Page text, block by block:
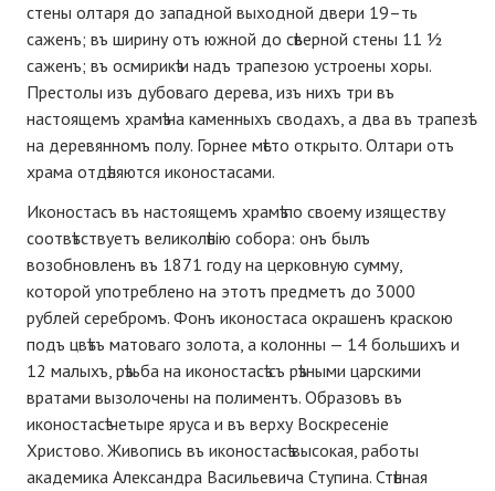
стены олтаря до западной выходной двери 19–ть
саженъ; въ ширину отъ южной до сѣверной стены 11 ½
саженъ; въ осмирикѣ и надъ трапезою устроены хоры.
Престолы изъ дубоваго дерева, изъ нихъ три въ
настоящемъ храмѣ на каменныхъ сводахъ, а два въ трапезѣ
на деревянномъ полу. Горнее мѣсто открыто. Олтари отъ
храма отдѣляются иконостасами.
Иконостасъ въ настоящемъ храмѣ по своему изяществу
соотвѣтствуетъ великолѣпію собора: онъ былъ
возобновленъ въ 1871 году на церковную сумму,
которой употреблено на этотъ предметъ до 3000
рублей серебромъ. Фонъ иконостаса окрашенъ краскою
подъ цвѣтъ матоваго золота, а колонны — 14 большихъ и
12 малыхъ, рѣзьба на иконостасѣ съ рѣзными царскими
вратами вызолочены на полиментъ. Образовъ въ
иконостасѣ четыре яруса и въ верху Воскресеніе
Христово. Живопись въ иконостасѣ высокая, работы
академика Александра Васильевича Ступина. Стѣнная